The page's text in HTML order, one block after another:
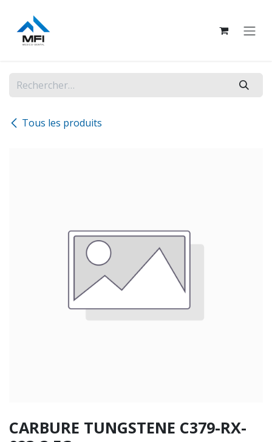
Tous les produits
CARBURE TUNGSTENE C379-RX-